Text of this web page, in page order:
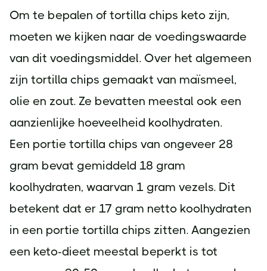
Om te bepalen of tortilla chips keto zijn,
moeten we kijken naar de voedingswaarde
van dit voedingsmiddel. Over het algemeen
zijn tortilla chips gemaakt van maïsmeel,
olie en zout. Ze bevatten meestal ook een
aanzienlijke hoeveelheid koolhydraten.
Een portie tortilla chips van ongeveer 28
gram bevat gemiddeld 18 gram
koolhydraten, waarvan 1 gram vezels. Dit
betekent dat er 17 gram netto koolhydraten
in een portie tortilla chips zitten. Aangezien
een keto-dieet meestal beperkt is tot